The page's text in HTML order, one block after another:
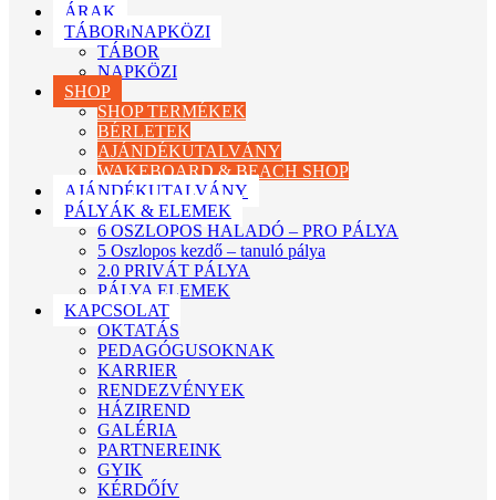
ÁRAK
TÁBOR⏐NAPKÖZI
TÁBOR
NAPKÖZI
SHOP
SHOP TERMÉKEK
BÉRLETEK
AJÁNDÉKUTALVÁNY
WAKEBOARD & BEACH SHOP
AJÁNDÉKUTALVÁNY
PÁLYÁK & ELEMEK
6 OSZLOPOS HALADÓ – PRO PÁLYA
5 Oszlopos kezdő – tanuló pálya
2.0 PRIVÁT PÁLYA
PÁLYA ELEMEK
KAPCSOLAT
OKTATÁS
PEDAGÓGUSOKNAK
KARRIER
RENDEZVÉNYEK
HÁZIREND
GALÉRIA
PARTNEREINK
GYIK
KÉRDŐÍV